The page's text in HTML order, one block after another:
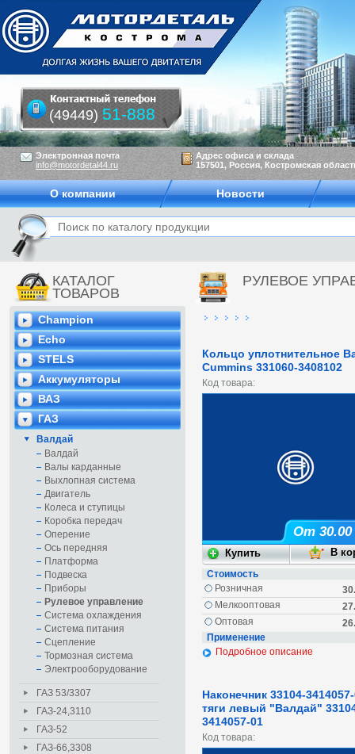
КАТАЛОГ
ТОВАРОВ
Champion
Echo
STELS
Аккумуляторы
ВАЗ
ГАЗ
Валдай
Валдай
Валы карданные
Выхлопная система
Двигатель
Колеса и ступицы
Коробка передач
Оперение
Ось передняя
Платформа
Подвеска
Приборы
Рулевое управление
Система охлаждения
Система питания
Сцепление
Тормозная система
Электрооборудование
ГАЗ 53/3307
ГАЗ-24,3110
ГАЗ-52
ГАЗ-66,3308
РУЛЕВОЕ
Кольцо уплотнительное
Cummins 331060-3408102
Код товара:
От 30.00
Стоимость
Розничная
Мелкооптовая
Оптовая
Применение
Подробное описание
Наконечник 33104-
тяги левый "Валдай"
3414057-01
Код товара:
Электронная почта
info@motordetal44.ru
Адрес офиса и склада
157501, Россия, Костромская
(49449) 51-888
О компании Новости